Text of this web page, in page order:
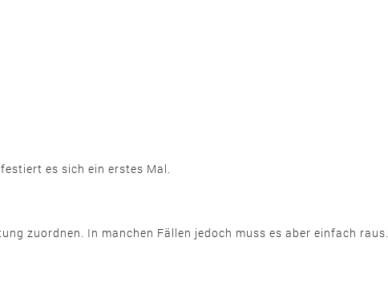
es sich ein erstes Mal.
zuordnen. In manchen Fällen jedoch muss es aber einfach raus.